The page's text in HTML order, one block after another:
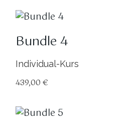
Bundle 4
Individual-Kurs
439,00€